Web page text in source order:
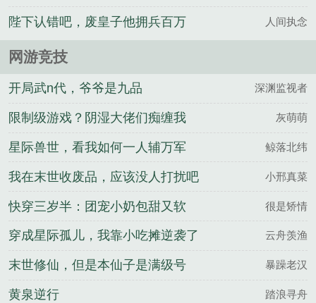
陛下认错吧，废皇子他拥兵百万 人间执念
网游竞技
开局武n代，爷爷是九品 深渊监视者
限制级游戏？阴湿大佬们痴缠我 灰萌萌
星际兽世，看我如何一人辅万军 鲸落北纬
我在末世收废品，应该没人打扰吧 小邢真菜
快穿三岁半：团宠小奶包甜又软 很是矫情
穿成星际孤儿，我靠小吃摊逆袭了 云舟羡渔
末世修仙，但是本仙子是满级号 暴躁老汉
黄泉逆行 踏浪寻舟